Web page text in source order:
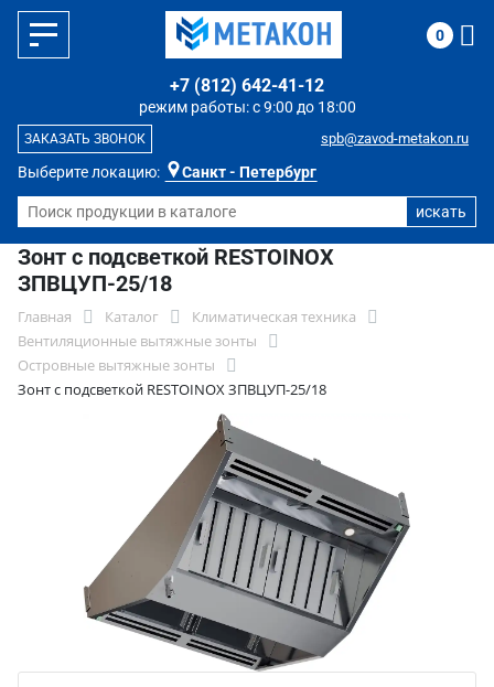
Выберите локацию: Санкт - Петербург
режим работы: с 9:00 до 18:00
+7 (812) 642-41-12
spb@zavod-metakon.ru
ЗАКАЗАТЬ ЗВОНОК
0
Зонт с подсветкой RESTOINOX
ЗПВЦУП-25/18
Главная Каталог
Климатическая техника
Вентиляционные вытяжные зонты
Островные вытяжные зонты
Зонт с подсветкой RESTOINOX ЗПВЦУП-25/18